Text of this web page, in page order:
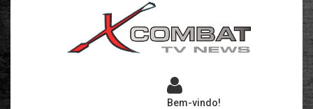
Bem-vindo!